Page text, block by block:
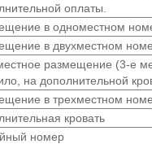
оплаты.
в одноместном
в двухместном
размещение (3-е
на дополнительной
в трехместном
кровать
номер